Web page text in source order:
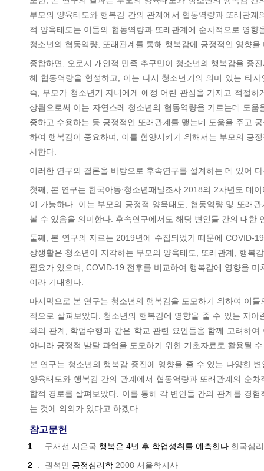
부모의 양육태도와 행복감 간의 관계에서 협동역량과 또래관
적 양육태도는 이들의 협동역량과 또래관계에 순차적으로 영
청소년의 협동역량, 또래관계를 통해 행복감에 긍정적인 영향
종합하면, 오로지 개인적 만족 추구만이 청소년의 행복감을 증
해 협동역량을 형성하고, 이는 다시 청소년기의 의미 있는 타
즉, 부모가 청소년기 자녀에게 애정 어린 관심을 가지고 적절
상됨으로써 이는 자연스레 청소년의 협동역량을 기르는데 도
중하고 수용하는 등 긍정적인 또래관계를 맺는데 도움을 주고
하여 행복감이 중요하며, 이를 함양시키기 위해서는 부모의 긍
사한다.
이러한 연구의 결론을 바탕으로 후속연구를 설계하는 데 있어
첫째, 본 연구는 한국아동⋅청소년패널조사 2018의 2차년도 데
이 가능하다. 이는 부모의 긍정적 양육태도, 협동역량 및 또래
볼 수 있음을 의미한다. 후속연구에서도 해당 변인들 간의 대
둘째, 본 연구의 자료는 2019년에 수집되었기 때문에 COVID-
상생활은 청소년이 지각하는 부모의 양육태도, 또래관계, 행복
필요가 있으며, COVID-19 전후를 비교하여 행복감에 영향을
이라 기대한다.
마지막으로 본 연구는 청소년의 행복감을 도모하기 위하여 이
적으로 살펴보았다. 청소년의 행복감에 영향을 줄 수 있는 자
와의 관계, 학업수행과 같은 학교 관련 요인들을 함께 고려하
아니라 긍정적 발달 과업을 도모하기 위한 기초자료로 활용될
본 연구는 청소년의 행복감 증진에 영향을 줄 수 있는 다양한
양육태도와 행복감 간의 관계에서 협동역량과 또래관계의 순
합적 경로를 살펴보았다. 이를 통해 각 변인들 간의 관계를 경
는 것에 의의가 있다고 하겠다.
참고문헌
1 . 구재선 서은국 행복은 4년 후 학업성취를 예측한다 한국심
2 . 권석만 긍정심리학 2008 서울학지사